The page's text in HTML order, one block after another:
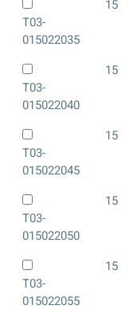
T03-
015022035
15
T03-
015022040
15
T03-
015022045
15
T03-
015022050
15
T03-
015022055
15